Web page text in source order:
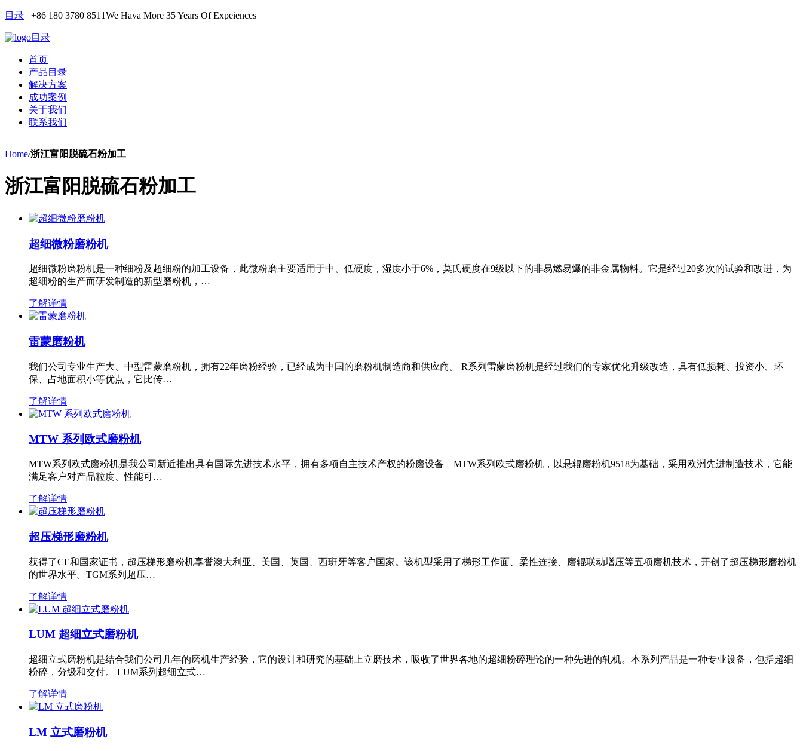
目录 +86 180 3780 8511We Hava More 35 Years Of Expeiences
目录
首页
产品目录
解决方案
成功案例
关于我们
联系我们
Home/浙江富阳脱硫石粉加工
浙江富阳脱硫石粉加工
超细微粉磨粉机
超细微粉磨粉机是一种细粉及超细粉的加工设备，此微粉磨主要适用于中、低硬度，湿度小于6%，莫氏硬度在9级以下的非易燃易爆的非金属物料。它是经过20多次的试验和改进，为
超细粉的生产而研发制造的新型磨粉机，…
了解详情
雷蒙磨粉机
我们公司专业生产大、中型雷蒙磨粉机，拥有22年磨粉经验，已经成为中国的磨粉机制造商和供应商。 R系列雷蒙磨粉机是经过我们的专家优化升级改造，具有低损耗、投资小、环
保、占地面积小等优点，它比传…
了解详情
MTW 系列欧式磨粉机
MTW系列欧式磨粉机是我公司新近推出具有国际先进技术水平，拥有多项自主技术产权的粉磨设备—MTW系列欧式磨粉机，以悬辊磨粉机9518为基础，采用欧洲先进制造技术，它能
满足客户对产品粒度、性能可…
了解详情
超压梯形磨粉机
获得了CE和国家证书，超压梯形磨粉机享誉澳大利亚、美国、英国、西班牙等客户国家。该机型采用了梯形工作面、柔性连接、磨辊联动增压等五项磨机技术，开创了超压梯形磨粉机
的世界水平。TGM系列超压…
了解详情
LUM 超细立式磨粉机
超细立式磨粉机是结合我们公司几年的磨机生产经验，它的设计和研究的基础上立磨技术，吸收了世界各地的超细粉碎理论的一种先进的轧机。本系列产品是一种专业设备，包括超细
粉碎，分级和交付。 LUM系列超细立式…
了解详情
LM 立式磨粉机